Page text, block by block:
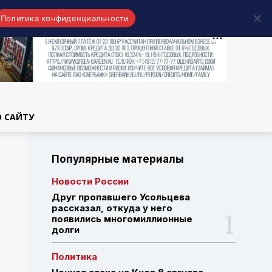
САЙТУ
Популярные материалы
Новости России
Друг пропавшего Усольцева
рассказал, откуда у него
появились многомиллионные
долги
Политика
Политика конфиденциальности